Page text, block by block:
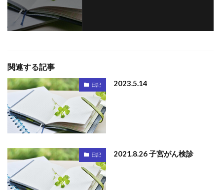
関連する記事
日記 2023.5.14
日記 2021.8.26 子宮がん検診